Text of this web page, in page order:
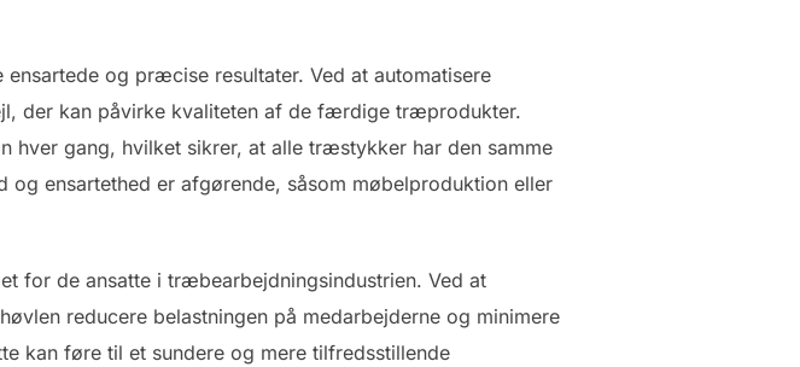
og præcise resultater. Ved at automatisere
der kan påvirke kvaliteten af de færdige træprodukter.
hver gang, hvilket sikrer, at alle træstykker har den samme
ensartethed er afgørende, såsom møbelproduktion eller
for de ansatte i træbearbejdningsindustrien. Ved at
reducere belastningen på medarbejderne og minimere
kan føre til et sundere og mere tilfredsstillende